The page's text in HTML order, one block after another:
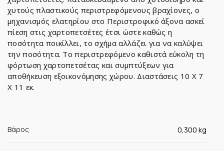
χυτούς πλαστικούς περιστρεφόμενους βραχίονες, ο
μηχανισμός ελατηρίου στο Περιστροφικό άξονα ασκεί
πίεση στις χαρτοπετσέτες έτσι ώστε καθώς η
ποσότητα ποικίλλει, το σχήμα αλλάζει για να καλύψει
την ποσότητα. Το περιστρεφόμενο καθιστά εύκολη τη
φόρτωση χαρτοπετσέτας και συμπτύξεων για
αποθήκευση εξοικονόμησης χώρου. Διαστάσεις 10 Χ 7
Χ 11 εκ.
Βάρος 0,300 kg